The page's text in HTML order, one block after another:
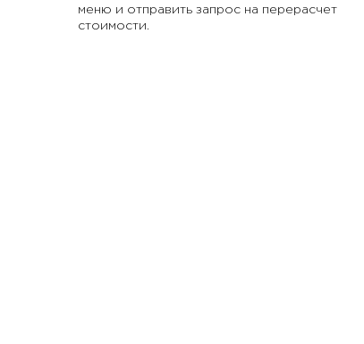
меню и отправить запрос на перерасчет
стоимости.